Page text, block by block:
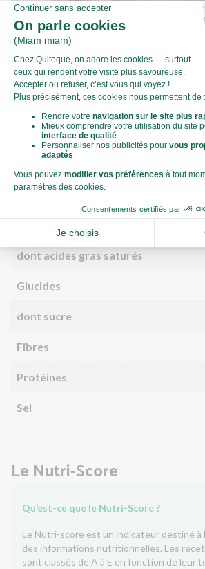
Comment préparer un oignon ?
Valeurs nutritionnelles
Par personne
Énergie (kJ)
Énergie (kCal)
dont acides gras saturés
Glucides
dont sucre
Fibres
Protéines
Sel
Le Nutri-Score
Qu’est-ce que le Nutri-Score ?
Le Nutri-score est un indicateur destiné à
des informations nutritionnelles. Les
sont classés de A à E en fonction de leur